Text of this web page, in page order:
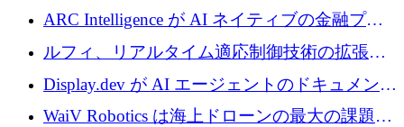
めに5,500万ドルを確保
ARC Intelligence が AI ネイティブの金融プラ
ットフォームを拡大するために 400 万ユーロ
ルフィ、リアルタイム適応制御技術の拡張に
810万ポンドを確保
Display.dev が AI エージェントのドキュメント
コラボレーションを強化するために 47 万ユー
WaiV Robotics は海上ドローンの最大の課題の